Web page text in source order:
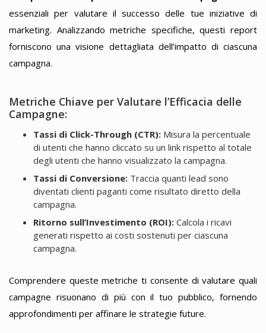
essenziali per valutare il successo delle tue iniziative di
marketing. Analizzando metriche specifiche, questi report
forniscono una visione dettagliata dell’impatto di ciascuna
campagna.
Metriche Chiave per Valutare l’Efficacia delle
Campagne:
Tassi di Click-Through (CTR):Misura la percentuale
di utenti che hanno cliccato su un link rispetto al totale
degli utenti che hanno visualizzato la campagna.
Tassi di Conversione:Traccia quanti lead sono
diventati clienti paganti come risultato diretto della
campagna.
Ritorno sull’Investimento (ROI):Calcola i ricavi
generati rispetto ai costi sostenuti per ciascuna
campagna.
Comprendere queste metriche ti consente di valutare quali
campagne risuonano di più con il tuo pubblico, fornendo
approfondimenti per affinare le strategie future.